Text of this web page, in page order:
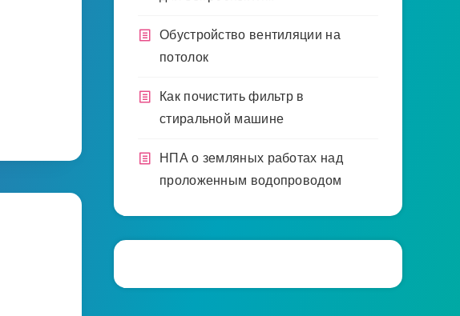
Обустройство вентиляции на
потолок
Как почистить фильтр в
стиральной машине
НПА о земляных работах над
проложенным водопроводом